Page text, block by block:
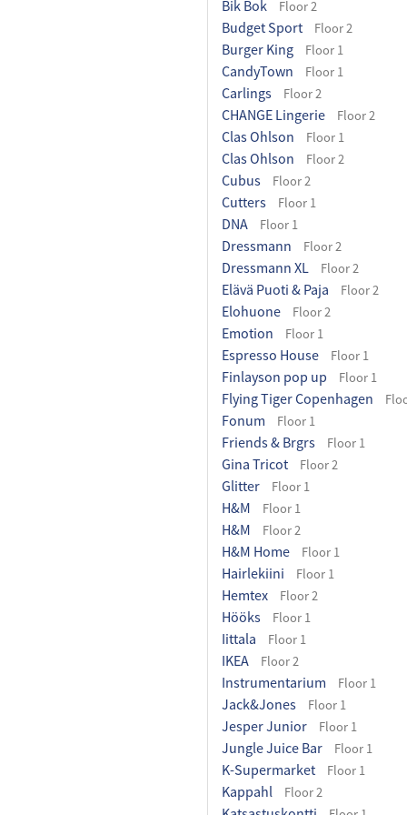
Bik Bok Floor 2
Budget Sport Floor 2
Burger King Floor 1
CandyTown Floor 1
Carlings Floor 2
CHANGE Lingerie Floor 2
Clas Ohlson Floor 1
Clas Ohlson Floor 2
Cubus Floor 2
Cutters Floor 1
DNA Floor 1
Dressmann Floor 2
Dressmann XL Floor 2
Elävä Puoti & Paja Floor 2
Elohuone Floor 2
Emotion Floor 1
Espresso House Floor 1
Finlayson pop up Floor 1
Flying Tiger Copenhagen
Fonum Floor 1
Friends & Brgrs Floor 1
Gina Tricot Floor 2
Glitter Floor 1
H&M Floor 1
H&M Floor 2
H&M Home Floor 1
Hairlekiini Floor 1
Hemtex Floor 2
Hööks Floor 1
Iittala Floor 1
IKEA Floor 2
Instrumentarium Floor 1
Jack&Jones Floor 1
Jesper Junior Floor 1
Jungle Juice Bar Floor 1
K-Supermarket Floor 1
Kappahl Floor 2